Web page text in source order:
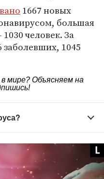
1667 новых
большая
человек. За
1045
мире? Объясняем на
дома без